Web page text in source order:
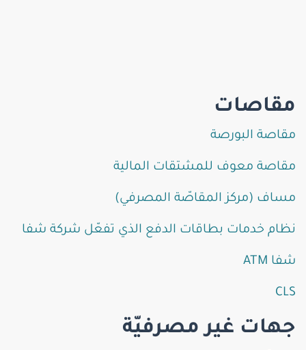
مقاصات
مقاصة البورصة
مقاصة معوف للمشتقات المالية
مساف (مركز المقاصّة المصرفي)
نظام خدمات بطاقات الدفع الذي تفعّل شركة شفا
شفا ATM
CLS
جهات غير مصرفيّة